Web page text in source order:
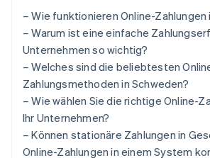
– Wie funktionieren Online-Zahlungen
– Warum ist eine einfache
Unternehmen so wichtig?
– Welches sind die beliebtesten
Zahlungsmethoden in Schweden?
– Wie wählen Sie die richtige Online-
Ihr Unternehmen?
– Können stationäre Zahlungen in
Online-Zahlungen in einem System